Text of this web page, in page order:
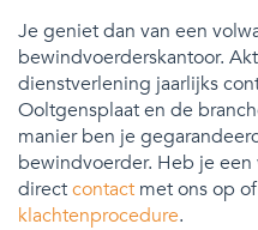
Je geniet dan van een
bewindvoerderskantoor.
dienstverlening jaarlijks
Ooltgensplaat en de
manier ben je
bewindvoerder. Heb je
directcontact met ons op
klachtenprocedure.